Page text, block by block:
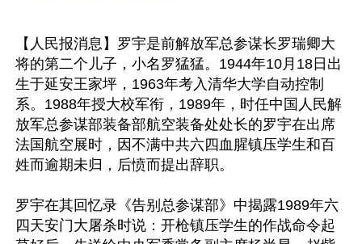
【人民报消息】罗宇是前解放军总参谋长罗瑞卿大
将的第二个儿子，小名罗猛猛。1944年10月18日出
生于延安王家坪，1963年考入清华大学自动控制
系。1988年授大校军衔，1989年，时任中国人民解
放军总参谋部装备部航空装备处处长的罗宇在出席
法国航空展时，因不满中共六四血腥镇压学生和百
姓而逾期未归，后愤而提出辞职。
罗宇在其回忆录《告别总参谋部》中揭露1989年六
四天安门大屠杀时说：开枪镇压学生的作战命令起